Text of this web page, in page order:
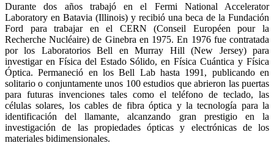
Durante dos años trabajó en el Fermi National Accelerator
Laboratory en Batavia (Illinois) y recibió una beca de la Fundación
Ford para trabajar en el CERN (Conseil Européen pour la
Recherche Nucléaire) de Ginebra en 1975. En 1976 fue contratada
por los Laboratorios Bell en Murray Hill (New Jersey) para
investigar en Física del Estado Sólido, en Física Cuántica y Física
Óptica. Permaneció en los Bell Lab hasta 1991, publicando en
solitario o conjuntamente unos 100 estudios que abrieron las puertas
para futuras invenciones tales como el teléfono de teclado, las
células solares, los cables de fibra óptica y la tecnología para la
identificación del llamante, alcanzando gran prestigio en la
investigación de las propiedades ópticas y electrónicas de los
materiales bidimensionales.